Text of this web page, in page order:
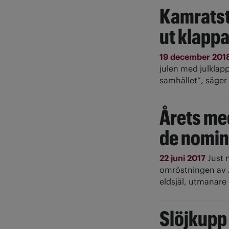
ut
19 december
julen med
samhället”,
Årets
de
22 juni 2017 Just
omröstningen av
eldsjäl, utmanare